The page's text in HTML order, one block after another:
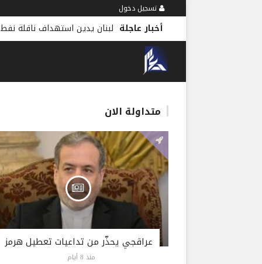
تسجيل دخول
أخبار عاجلة لبنان يدين استهداف ناقلة
متداولة الان
عراقجي يحذّر من تداعيات تعطيل هرمز
منذ 8 أيام